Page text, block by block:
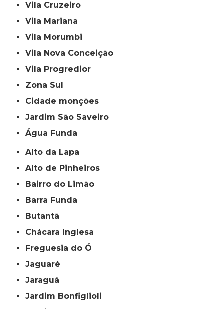
Vila Cruzeiro
Vila Mariana
Vila Morumbi
Vila Nova Conceição
Vila Progredior
Zona Sul
cidade monções
jardim São Saveiro
Água Funda
Alto da Lapa
Alto de Pinheiros
Bairro do Limão
Barra Funda
Butantã
Chácara Inglesa
Freguesia do Ó
Jaguaré
Jaraguá
Jardim Bonfiglioli